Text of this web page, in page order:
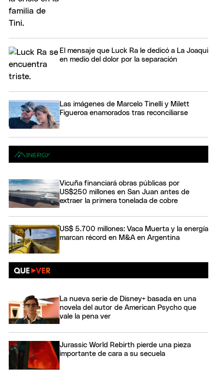
El mensaje que Luck Ra le dedicó a La Joaqui
en medio del dolor por la separación
Las imágenes de Marcelo Tinelli y Milett
Figueroa enamorados tras reconciliarse
Vicuña financiará obras públicas por
US$250 millones en San Juan antes de
extraer la primera tonelada de cobre
US$ 5.700 millones: Vaca Muerta y la energía
marcan récord en M&A en Argentina
La nueva serie de Disney+ basada en una
novela del autor de American Psycho que
vale la pena ver
Jurassic World Rebirth pierde una pieza
importante de cara a su secuela